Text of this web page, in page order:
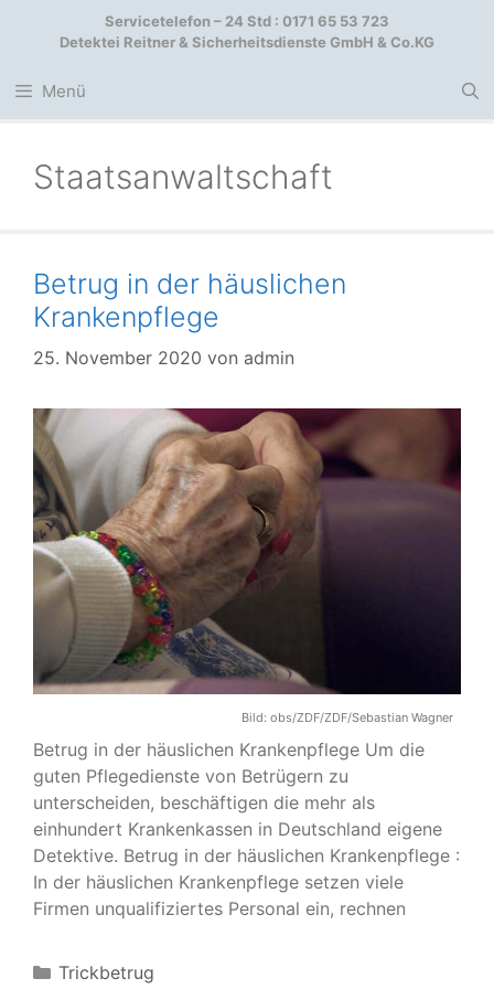
Servicetelefon – 24 Std : 0171 65 53 723
Detektei Reitner & Sicherheitsdienste GmbH & Co.KG
Menü
Staatsanwaltschaft
Betrug in der häuslichen
Krankenpflege
25. November 2020 von admin
Bild: obs/ZDF/ZDF/Sebastian Wagner
Betrug in der häuslichen Krankenpflege Um die
guten Pflegedienste von Betrügern zu
unterscheiden, beschäftigen die mehr als
einhundert Krankenkassen in Deutschland eigene
Detektive. Betrug in der häuslichen Krankenpflege :
In der häuslichen Krankenpflege setzen viele
Firmen unqualifiziertes Personal ein, rechnen
Kategorien
Trickbetrug